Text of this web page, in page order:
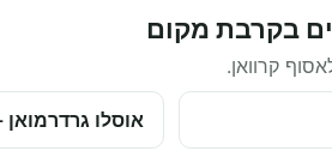
בקרבת מקום
קרוואן.
אוסלו